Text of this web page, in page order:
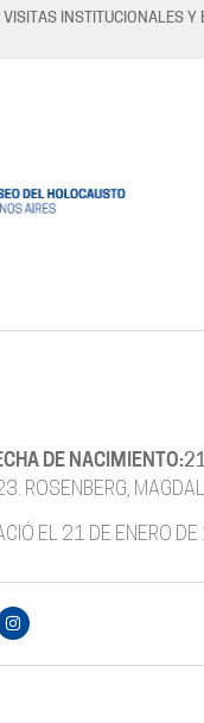
INSTITUCIONALES Y
DE NACIMIENTO:
ROSENBERG,
EL 21 DE ENERO